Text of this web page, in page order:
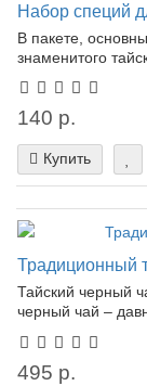
Набор специй
В пакете,
знаменитого
140 р.
Купить
Традиционный
Тайский черный
черный чай –
495 р.